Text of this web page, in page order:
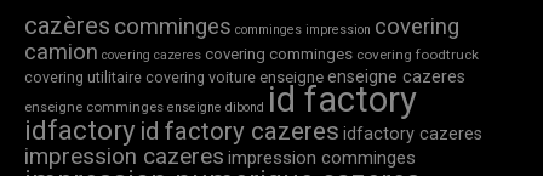
cazères comminges comminges impression covering
camion covering cazeres covering comminges covering foodtruck
covering utilitaire covering voiture enseigne enseigne cazeres
enseigne comminges enseigne dibond id factory
idfactory id factory cazeres idfactory cazeres
impression cazeres impression comminges